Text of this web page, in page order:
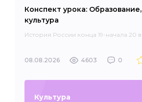
Конспект урока: Образование,
культура
История России конца 19-начала 20
08.08.2026 4603 0
Культура